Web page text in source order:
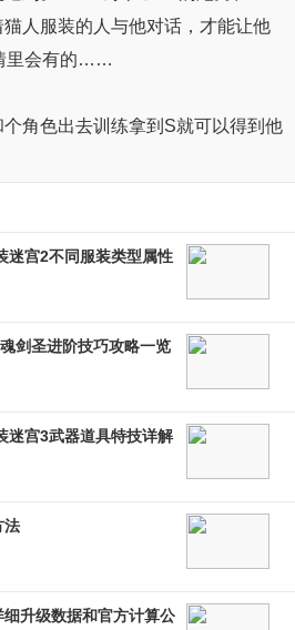
人服装的人与他对话，才能让他
里会有的……
角色出去训练拿到S就可以得到他
迷宫2不同服装类型属性
剑圣进阶技巧攻略一览
迷宫3武器道具特技详解
法
细升级数据和官方计算公